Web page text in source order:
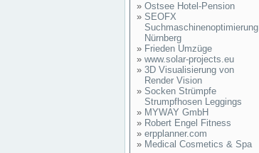
» Ostsee Hotel-Pension
» SEOFX
Suchmaschinenoptimierung
Nürnberg
» Frieden Umzüge
» www.solar-projects.eu
» 3D Visualisierung von
Render Vision
» Socken Strümpfe
Strumpfhosen Leggings
» MYWAY GmbH
» Robert Engel Fitness
» erpplanner.com
» Medical Cosmetics & Spa